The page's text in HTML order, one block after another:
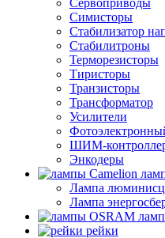
Сервоприводы
Симисторы
Стабилизатор
Стабилитроны
Терморезисторы
Тиристоры
Транзисторы
Трансформатор
Усилители
ШИМ-
Энкодеры
Лампа
Лампа
рейки